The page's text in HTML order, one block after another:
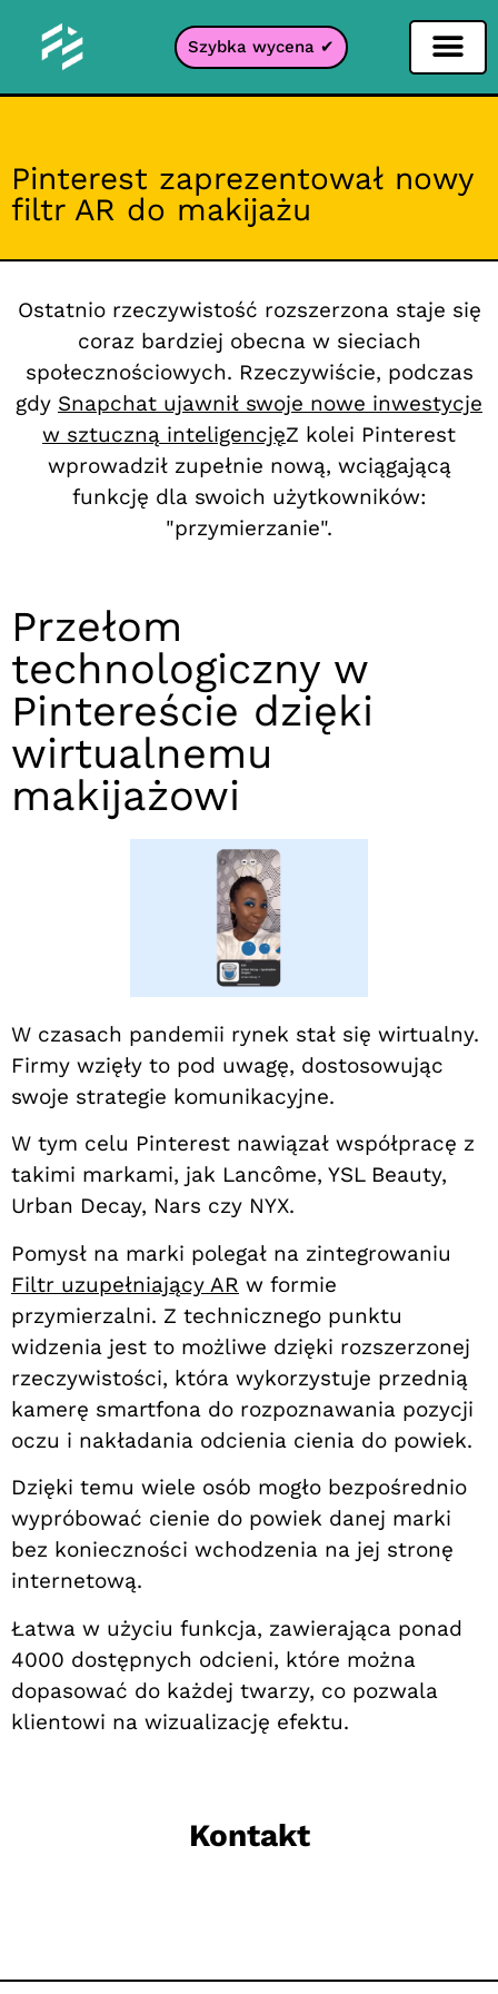
Szybka wycena ✔
Pinterest zaprezentował nowy
filtr AR do makijażu
Ostatnio rzeczywistość rozszerzona staje się
coraz bardziej obecna w sieciach
społecznościowych. Rzeczywiście, podczas
gdy Snapchat ujawnił swoje nowe inwestycje
w sztuczną inteligencjęZ kolei Pinterest
wprowadził zupełnie nową, wciągającą
funkcję dla swoich użytkowników:
"przymierzanie".
Przełom
technologiczny w
Pintereście dzięki
wirtualnemu
makijażowi
W czasach pandemii rynek stał się wirtualny.
Firmy wzięły to pod uwagę, dostosowując
swoje strategie komunikacyjne.
W tym celu Pinterest nawiązał współpracę z
takimi markami, jak Lancôme, YSL Beauty,
Urban Decay, Nars czy NYX.
Pomysł na marki polegał na zintegrowaniu
Filtr uzupełniający AR w formie
przymierzalni. Z technicznego punktu
widzenia jest to możliwe dzięki rozszerzonej
rzeczywistości, która wykorzystuje przednią
kamerę smartfona do rozpoznawania pozycji
oczu i nakładania odcienia cienia do powiek.
Dzięki temu wiele osób mogło bezpośrednio
wypróbować cienie do powiek danej marki
bez konieczności wchodzenia na jej stronę
internetową.
Łatwa w użyciu funkcja, zawierająca ponad
4000 dostępnych odcieni, które można
dopasować do każdej twarzy, co pozwala
klientowi na wizualizację efektu.
Kontakt